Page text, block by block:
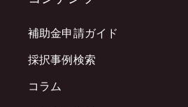
補助金申請ガイド
採択事例検索
コラム